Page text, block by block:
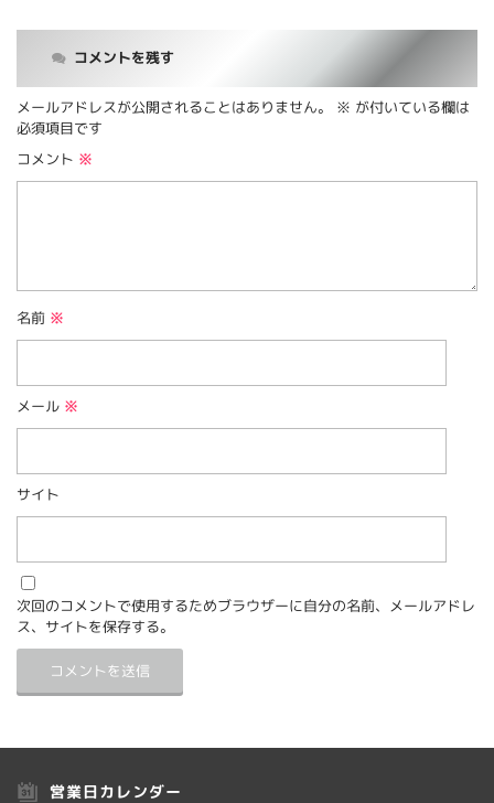
コメントを残す
メールアドレスが公開されることはありません。 ※ が付いている欄は
必須項目です
コメント ※
名前 ※
メール ※
サイト
次回のコメントで使用するためブラウザーに自分の名前、メールアドレ
ス、サイトを保存する。
営業日カレンダー